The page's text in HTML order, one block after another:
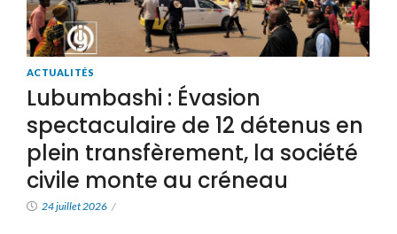
ACTUALITÉS
Lubumbashi : Évasion
spectaculaire de 12 détenus en
plein transfèrement, la société
civile monte au créneau
24 juillet 2026 /